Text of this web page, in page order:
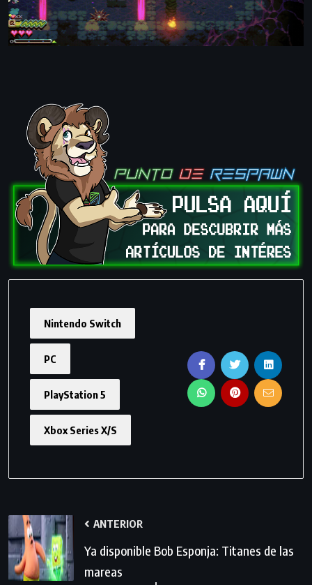
Nintendo Switch
PC
PlayStation 5
Xbox Series X/S
ANTERIOR
Ya disponible Bob Esponja: Titanes de las
mareas